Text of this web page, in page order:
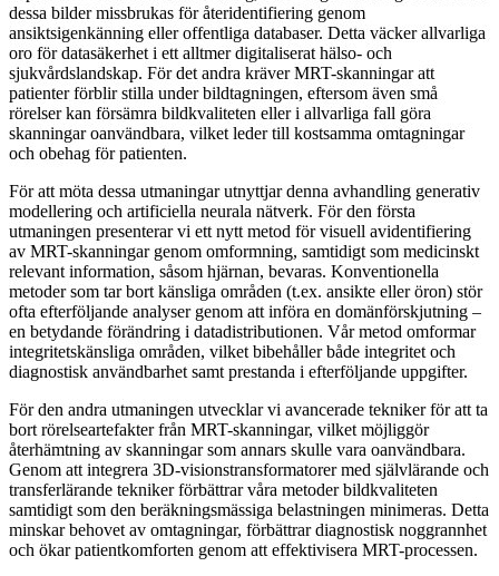
dessa bilder missbrukas för återidentifiering genom
ansiktsigenkänning eller offentliga databaser. Detta väcker allvarliga
oro för datasäkerhet i ett alltmer digitaliserat hälso- och
sjukvårdslandskap. För det andra kräver MRT-skanningar att
patienter förblir stilla under bildtagningen, eftersom även små
rörelser kan försämra bildkvaliteten eller i allvarliga fall göra
skanningar oanvändbara, vilket leder till kostsamma omtagningar
och obehag för patienten.
För att möta dessa utmaningar utnyttjar denna avhandling generativ
modellering och artificiella neurala nätverk. För den första
utmaningen presenterar vi ett nytt metod för visuell avidentifiering
av MRT-skanningar genom omformning, samtidigt som medicinskt
relevant information, såsom hjärnan, bevaras. Konventionella
metoder som tar bort känsliga områden (t.ex. ansikte eller öron) stör
ofta efterföljande analyser genom att införa en domänförskjutning –
en betydande förändring i datadistributionen. Vår metod omformar
integritetskänsliga områden, vilket bibehåller både integritet och
diagnostisk användbarhet samt prestanda i efterföljande uppgifter.
För den andra utmaningen utvecklar vi avancerade tekniker för att ta
bort rörelseartefakter från MRT-skanningar, vilket möjliggör
återhämtning av skanningar som annars skulle vara oanvändbara.
Genom att integrera 3D-visionstransformatorer med självlärande och
transferlärande tekniker förbättrar våra metoder bildkvaliteten
samtidigt som den beräkningsmässiga belastningen minimeras. Detta
minskar behovet av omtagningar, förbättrar diagnostisk noggrannhet
och ökar patientkomforten genom att effektivisera MRT-processen.